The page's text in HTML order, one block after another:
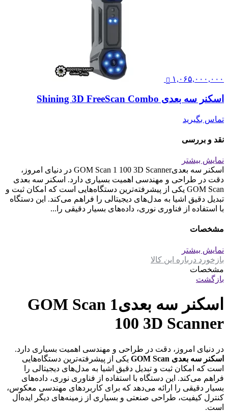
۱,۰۶۵,۰۰۰,۰۰۰
اسکنر سه بعدی Shining 3D FreeScan Combo
تماس بگیرید
نقد و بررسی
نمایش بیشتر
اسکنر سه بعدیGOM Scan 1 100 3D Scanner در دنیای امروز،
دقت در طراحی و مهندسی اهمیت بسیاری دارد. اسکنر سه بعدی
GOM Scan یکی از پیشرفته‌ترین دستگاه‌هایی است که امکان ثبت و
تبدیل دقیق اشیا به مدل‌های دیجیتالی را فراهم می‌کند. این دستگاه
با استفاده از فناوری نوری، داده‌های بسیار دقیقی را...
مشخصات
نمایش بیشتر
بازخورد درباره این کالا
مشخصات
بازگشت
اسکنر سه بعدیGOM Scan 1
100 3D Scanner
در دنیای امروز، دقت در طراحی و مهندسی اهمیت بسیاری دارد.
اسکنر سه بعدی GOM Scan
یکی از پیشرفته‌ترین دستگاه‌هایی
است که امکان ثبت و تبدیل دقیق اشیا به مدل‌های دیجیتالی را
فراهم می‌کند. این دستگاه با استفاده از فناوری نوری، داده‌های
بسیار دقیقی را ارائه می‌دهد که برای کاربردهای مهندسی معکوس،
کنترل کیفیت، طراحی صنعتی و بسیاری از زمینه‌های دیگر ایده‌آل
است.